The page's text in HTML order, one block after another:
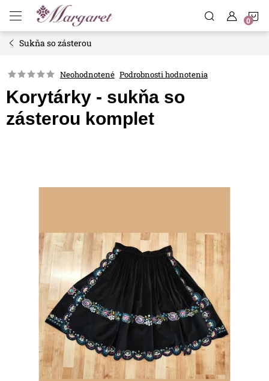
obsah
Sukňa so zásterou
Neohodnotené Podrobnosti hodnotenia
Korytárky - sukňa so
zásterou komplet